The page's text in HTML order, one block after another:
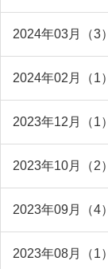
2024年03月（3）
2024年02月（1）
2023年12月（1）
2023年10月（2）
2023年09月（4）
2023年08月（1）